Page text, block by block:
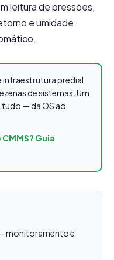
leitura de pressões,
e umidade.
infraestrutura predial
de sistemas. Um
tudo — da OS ao
Guia
monitoramento e